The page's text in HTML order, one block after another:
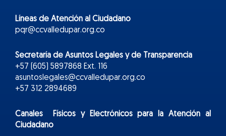
Líneas de Atención al Ciudadano
pqr@ccvalledupar.org.co
Secretaría de Asuntos Legales y de Transparencia
+57 (605) 5897868 Ext. 116
asuntoslegales@ccvalledupar.org.co
+57 312 2894689
Canales Físicos yElectrónicospara la Atención al
Ciudadano